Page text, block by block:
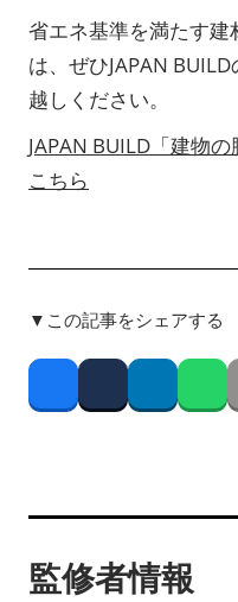
省エネ基準を満たす
は、ぜひJAPAN
越しください。
JAPAN BUILD「建物
こちら
▼この記事をシェアする
FacebookTwitterLinkedIn
監修者情報